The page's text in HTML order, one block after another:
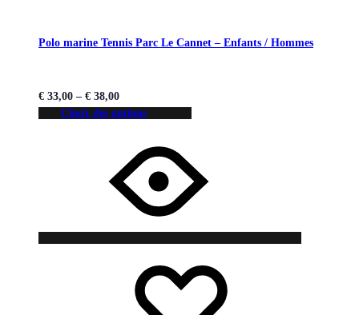
Polo marine Tennis Parc Le Cannet – Enfants / Hommes
€ 33,00 – € 38,00
Choix des options